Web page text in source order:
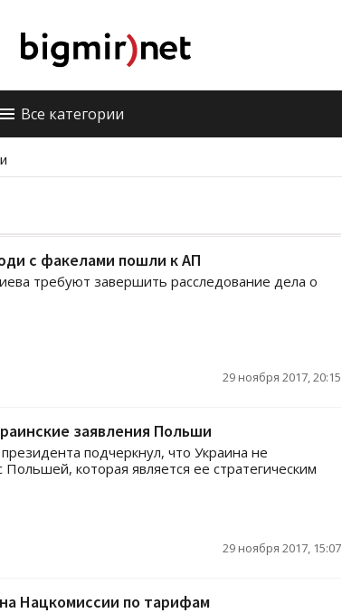
Все категории
с факелами пошли к АП
требуют завершить расследование дела о
29 ноября 2017, 20:15
заявления Польши
подчеркнул, что Украина не
Польшей, которая является ее стратегическим
29 ноября 2017, 15:07
Нацкомиссии по тарифам